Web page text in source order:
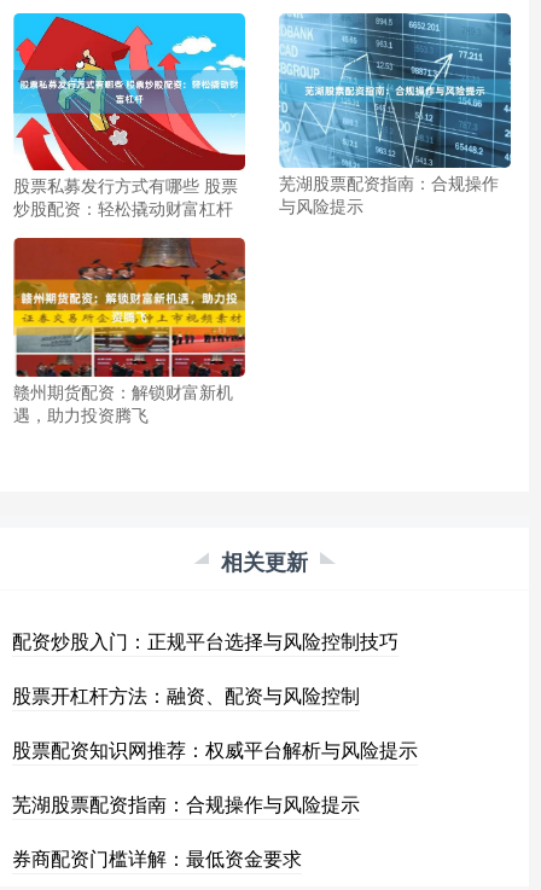
股票私募发行方式有哪些 股票
炒股配资：轻松撬动财富杠杆
芜湖股票配资指南：合规操作
与风险提示
赣州期货配资：解锁财富新机
遇，助力投资腾飞
相关更新
配资炒股入门：正规平台选择与风险控制技巧
股票开杠杆方法：融资、配资与风险控制
股票配资知识网推荐：权威平台解析与风险提示
芜湖股票配资指南：合规操作与风险提示
券商配资门槛详解：最低资金要求